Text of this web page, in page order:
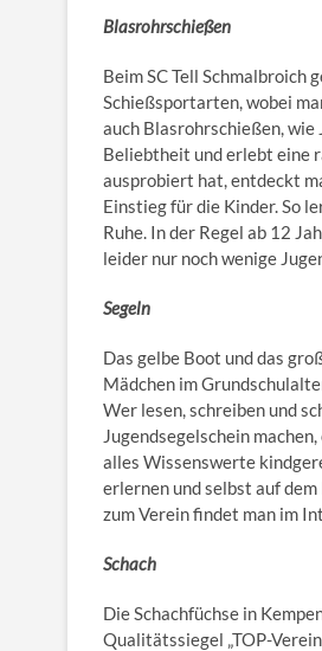
Blasrohrschießen
Beim SC Tell Schmalbroich
Schießsportarten, wobei
auch Blasrohrschießen,
Beliebtheit und erlebt eine
ausprobiert hat, entdeckt
Einstieg für die Kinder. So
Ruhe. In der Regel ab 12
leider nur noch wenige
Segeln
Das gelbe Boot und das
Mädchen im
Wer lesen, schreiben und
Jugendsegelschein
alles Wissenswerte
erlernen und selbst auf
zum Verein findet man im
Schach
Die Schachfüchse in
Qualitätssiegel „TOP-